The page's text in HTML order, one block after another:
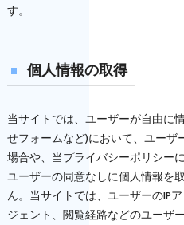
す。
個人情報の取得
当サイトでは、ユーザーが自由に
せフォームなど)において、ユー
場合や、当プライバシーポリシー
ユーザーの同意なしに個人情報を
ん。当サイトでは、ユーザーのIP
ジェント、閲覧経路などのユーザ